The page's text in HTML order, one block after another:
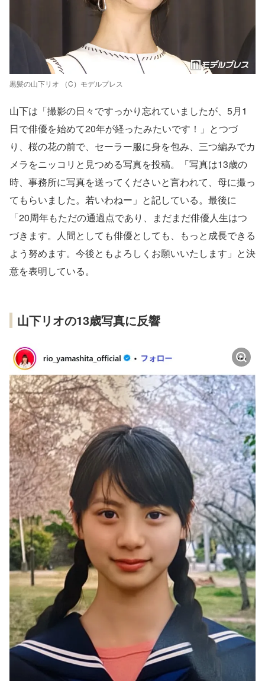
黒髪の山下リオ （C）モデルプレス
山下は「撮影の日々ですっかり忘れていましたが、5月1
日で俳優を始めて20年が経ったみたいです！」とつづ
り、桜の花の前で、セーラー服に身を包み、三つ編みでカ
メラをニッコリと見つめる写真を投稿。「写真は13歳の
時、事務所に写真を送ってくださいと言われて、母に撮っ
てもらいました。若いわねー」と記している。最後に
「20周年もただの通過点であり、まだまだ俳優人生はつ
づきます。人間としても俳優としても、もっと成長できる
よう努めます。今後ともよろしくお願いいたします」と決
意を表明している。
山下リオの13歳写真に反響